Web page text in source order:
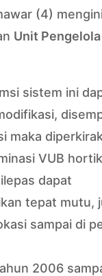
(4)
Unit
sistem ini
maka
VUB
dapat
tepat mutu,
sampai di
2006